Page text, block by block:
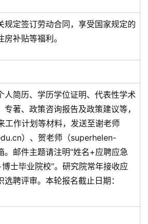
规定签订劳动合同，享受国家规定的
补贴等福利。
人简历、学历学位证明、代表性学术
著、政策咨询报告及政策建议等，
工作计划等材料，发送至谢老师
）、贺老师（superhelen-
。邮件主题请注明“姓名+应聘应急
士毕业院校”。研究院常年接收应
聘评审。本轮报名截止日期：